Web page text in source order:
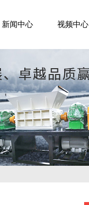
新闻中心 视频中心